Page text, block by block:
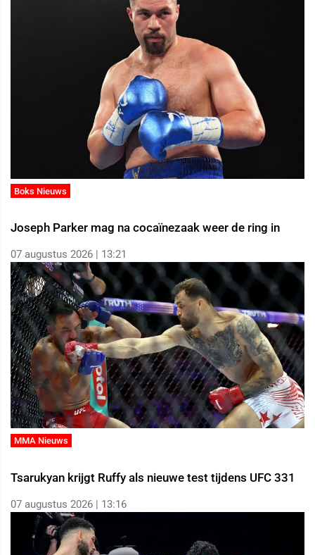
Boks Nieuws
Joseph Parker mag na cocaïnezaak weer de ring in
07 augustus 2026 | 13:21
MMA Nieuws
Tsarukyan krijgt Ruffy als nieuwe test tijdens UFC 331
07 augustus 2026 | 13:16